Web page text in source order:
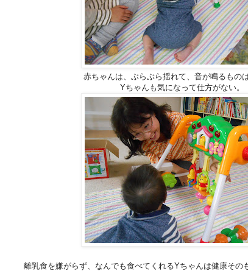
赤ちゃんは、ぶらぶら揺れて、音が鳴るものは
Yちゃんも気になって仕方がない。
離乳食を嫌がらず、なんでも食べてくれるYちゃんは健康その